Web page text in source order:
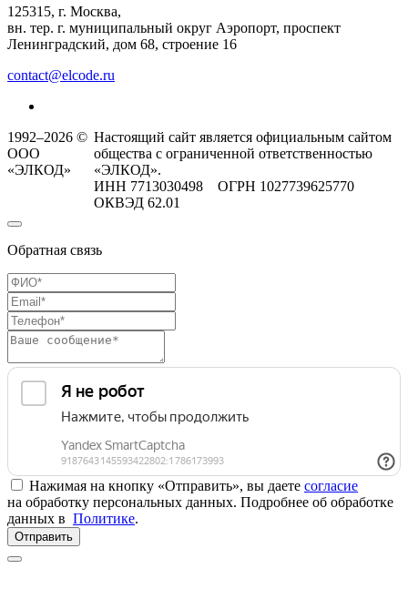
125315, г. Москва,
вн. тер. г. муниципальный округ Аэропорт, проспект
Ленинградский, дом 68, строение 16
contact@elcode.ru
1992–2026 ©
ООО
«ЭЛКОД»
Настоящий сайт является официальным сайтом
общества с ограниченной ответственностью
«ЭЛКОД».
ИНН 7713030498 ОГРН 1027739625770
ОКВЭД 62.01
Обратная связь
Нажимая на кнопку «Отправить», вы даете согласие
на обработку персональных данных. Подробнее об обработке
данных в Политике.
Отправить